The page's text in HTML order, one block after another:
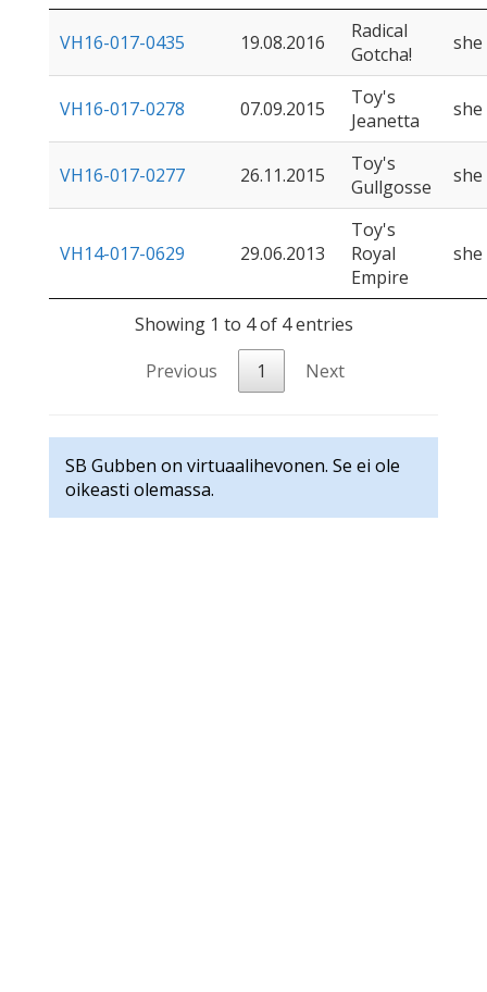
VH16-017-0435 19.08.2016
Radical
Gotcha!
she
VH16-017-0278 07.09.2015
Toy's
Jeanetta
she
VH16-017-0277 26.11.2015
Toy's
Gullgosse
she
VH14-017-0629 29.06.2013
Toy's
Royal
Empire
she
Showing 1 to 4 of 4 entries
Previous
1 Next
SB Gubben on virtuaalihevonen. Se ei ole
oikeasti olemassa.